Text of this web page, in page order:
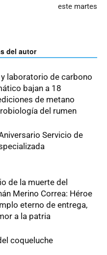
este martes
del autor
y laboratorio de carbono
bajan a 18
de metano
del rumen
Servicio de
de la muerte del
Merino Correa: Héroe
eterno de entrega,
a la patria
coqueluche